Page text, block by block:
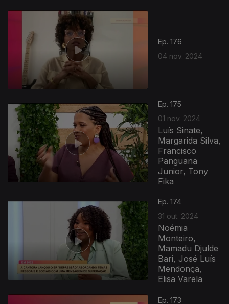
Ep. 176
04 nov. 2024
Ep. 175
01 nov. 2024
Luís Sinate,
Margarida Silva,
Francisco
Panguana
Junior, Tony
Fika
Ep. 174
31 out. 2024
Noémia
Monteiro,
Mamadu Djulde
Bari, José Luís
Mendonça,
Elisa Varela
Ep. 173